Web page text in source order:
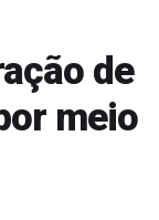
de
meio